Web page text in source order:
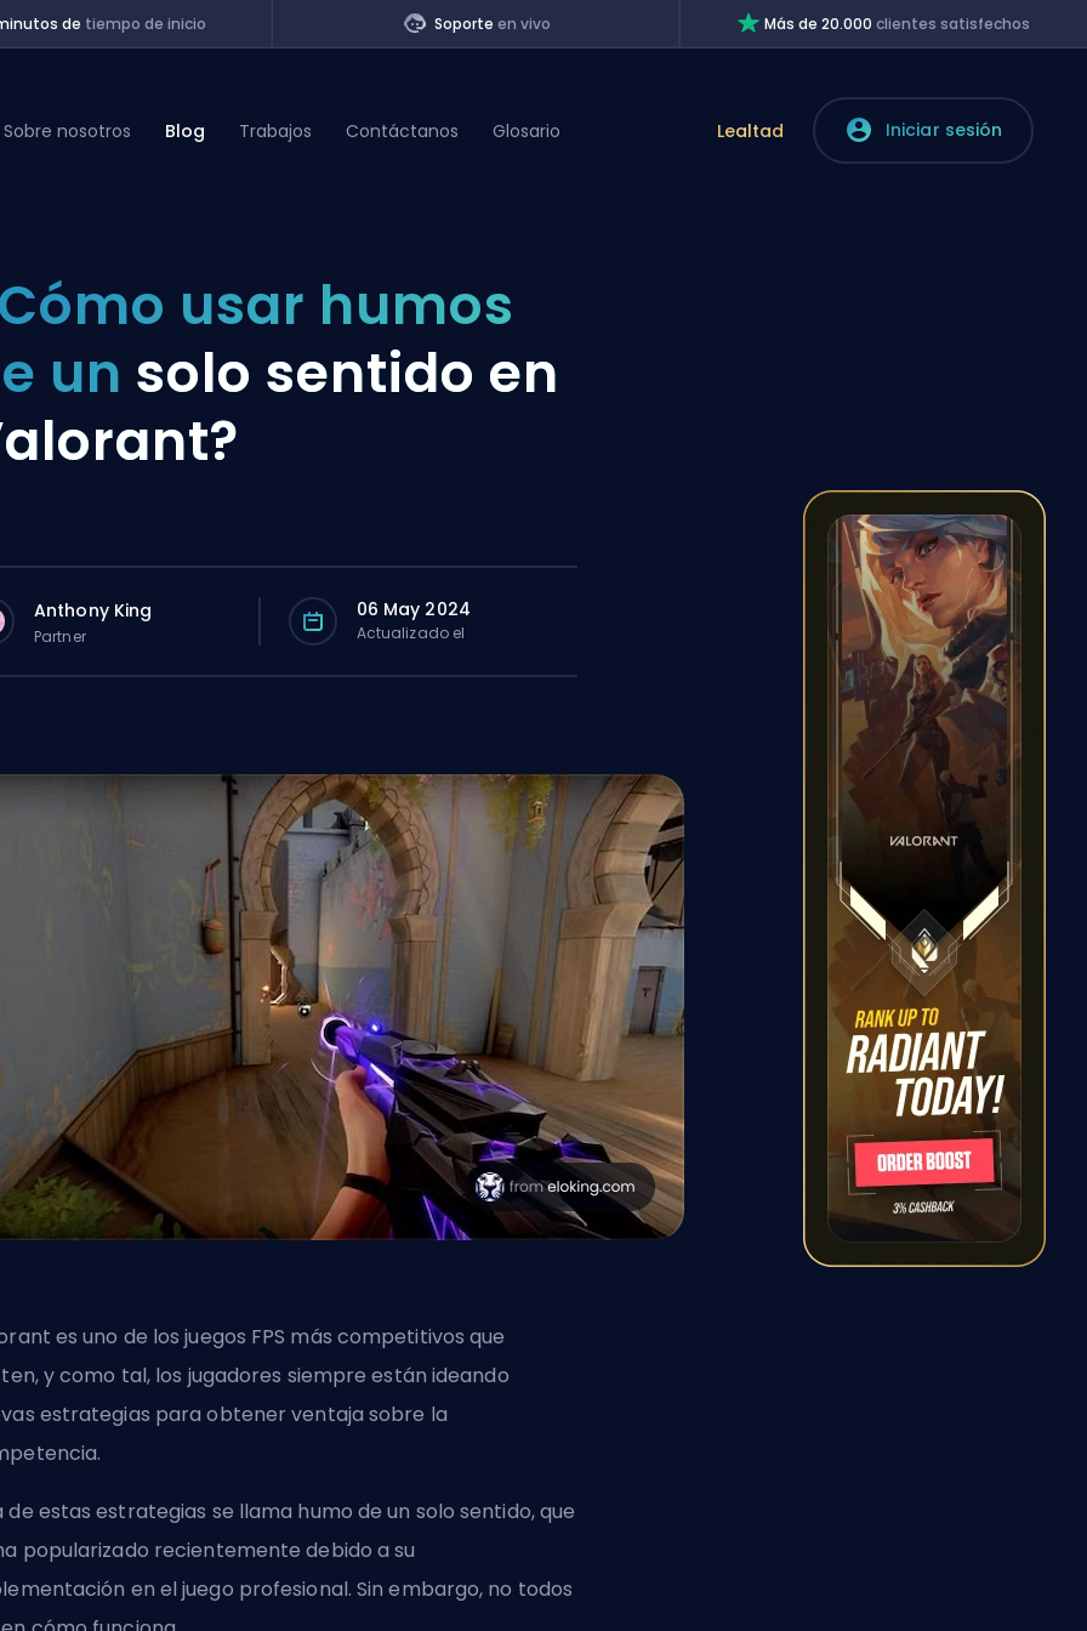
de tiempo de inicio Soporteen vivo Más de 20.000clientes satisfechos
Sobre nosotros Blog Trabajos Contáctanos Glosario Lealtad Iniciar sesión
usar humos
un solo sentido en
Anthony King
Partner
06 May 2024
Actualizado el
es uno de los juegos FPS más competitivos que
y como tal, los jugadores siempre están ideando
estrategias para obtener ventaja sobre la
de estas estrategias se llama humo de un solo sentido, que
popularizado recientemente debido a su
en el juego profesional. Sin embargo, no todos